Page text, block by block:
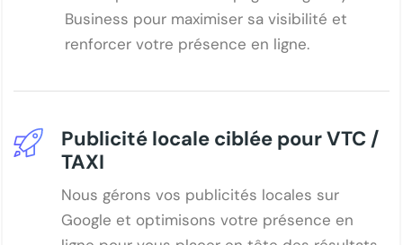
Business pour maximiser sa visibilité et
renforcer votre présence en ligne.
Publicité locale ciblée pour VTC /
TAXI
Nous gérons vos publicités locales sur
Google et optimisons votre présence en